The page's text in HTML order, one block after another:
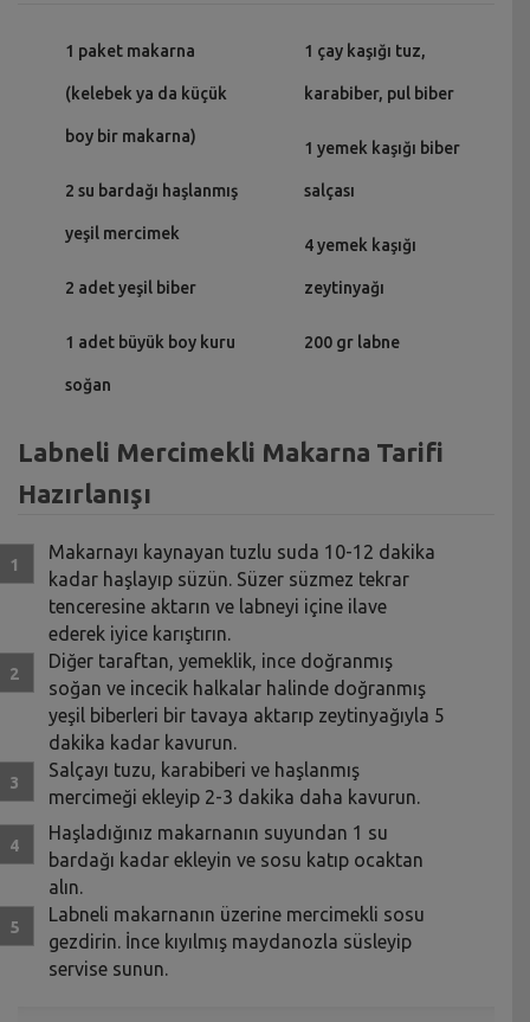
1 paket makarna
(kelebek ya da küçük
boy bir makarna)
2 su bardağı haşlanmış
yeşil mercimek
2 adet yeşil biber
1 adet büyük boy kuru
soğan
1 çay kaşığı tuz,
karabiber, pul biber
1 yemek kaşığı biber
salçası
4 yemek kaşığı
zeytinyağı
200 gr labne
Labneli Mercimekli Makarna Tarifi
Hazırlanışı
Makarnayı kaynayan tuzlu suda 10-12 dakika
kadar haşlayıp süzün. Süzer süzmez tekrar
tenceresine aktarın ve labneyi içine ilave
ederek iyice karıştırın.
Diğer taraftan, yemeklik, ince doğranmış
soğan ve incecik halkalar halinde doğranmış
yeşil biberleri bir tavaya aktarıp zeytinyağıyla 5
dakika kadar kavurun.
Salçayı tuzu, karabiberi ve haşlanmış
mercimeği ekleyip 2-3 dakika daha kavurun.
Haşladığınız makarnanın suyundan 1 su
bardağı kadar ekleyin ve sosu katıp ocaktan
alın.
Labneli makarnanın üzerine mercimekli sosu
gezdirin. İnce kıyılmış maydanozla süsleyip
servise sunun.